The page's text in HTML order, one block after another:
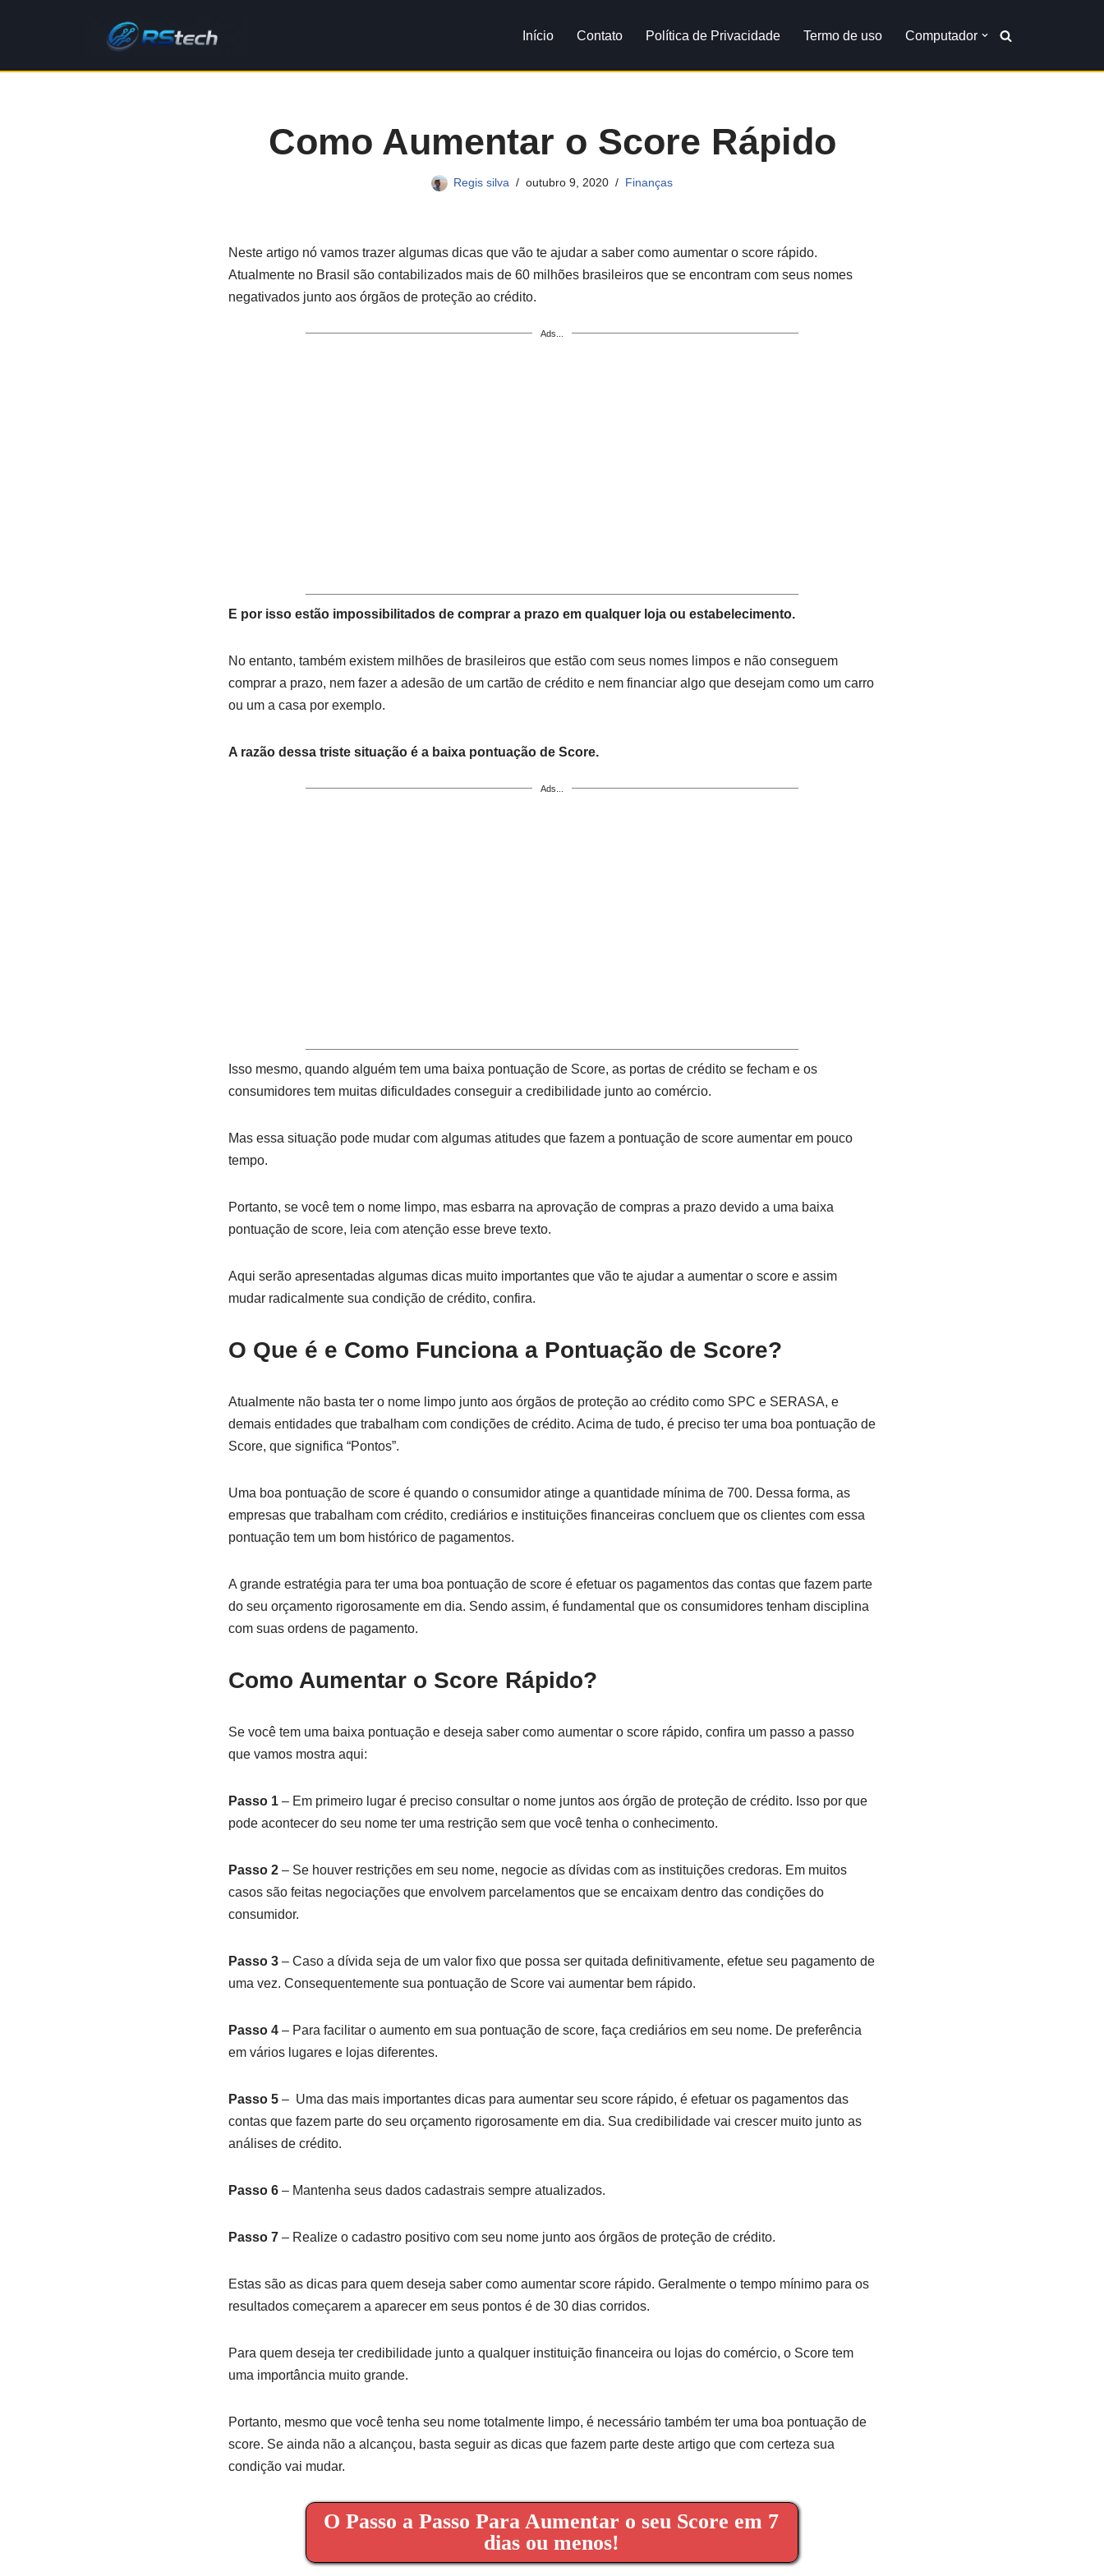
para
Início Contato Política de Privacidade Termo de uso Computador
Como Aumentar o Score Rápido
Regis silva outubro 9, 2020 Finanças
Neste artigo nó vamos trazer algumas dicas que vão te ajudar a saber como aumentar o score rápido.
Atualmente no Brasil são contabilizados mais de 60 milhões brasileiros que se encontram com seus nomes
negativados junto aos órgãos de proteção ao crédito.
Ads...
E por isso estão impossibilitados de comprar a prazo em qualquer loja ou estabelecimento.
No entanto, também existem milhões de brasileiros que estão com seus nomes limpos e não conseguem
comprar a prazo, nem fazer a adesão de um cartão de crédito e nem financiar algo que desejam como um carro
ou um a casa por exemplo.
A razão dessa triste situação é a baixa pontuação de Score.
Ads...
Isso mesmo, quando alguém tem uma baixa pontuação de Score, as portas de crédito se fecham e os
consumidores tem muitas dificuldades conseguir a credibilidade junto ao comércio.
Mas essa situação pode mudar com algumas atitudes que fazem a pontuação de score aumentar em pouco
tempo.
Portanto, se você tem o nome limpo, mas esbarra na aprovação de compras a prazo devido a uma baixa
pontuação de score, leia com atenção esse breve texto.
Aqui serão apresentadas algumas dicas muito importantes que vão te ajudar a aumentar o score e assim
mudar radicalmente sua condição de crédito, confira.
O Que é e Como Funciona a Pontuação de Score?
Atualmente não basta ter o nome limpo junto aos órgãos de proteção ao crédito como SPC e SERASA, e
demais entidades que trabalham com condições de crédito. Acima de tudo, é preciso ter uma boa pontuação de
Score, que significa “Pontos”.
Uma boa pontuação de score é quando o consumidor atinge a quantidade mínima de 700. Dessa forma, as
empresas que trabalham com crédito, crediários e instituições financeiras concluem que os clientes com essa
pontuação tem um bom histórico de pagamentos.
A grande estratégia para ter uma boa pontuação de score é efetuar os pagamentos das contas que fazem parte
do seu orçamento rigorosamente em dia. Sendo assim, é fundamental que os consumidores tenham disciplina
com suas ordens de pagamento.
Como Aumentar o Score Rápido?
Se você tem uma baixa pontuação e deseja saber como aumentar o score rápido, confira um passo a passo
que vamos mostra aqui:
Passo 1– Em primeiro lugar é preciso consultar o nome juntos aos órgão de proteção de crédito. Isso por que
pode acontecer do seu nome ter uma restrição sem que você tenha o conhecimento.
Passo 2– Se houver restrições em seu nome, negocie as dívidas com as instituições credoras. Em muitos
casos são feitas negociações que envolvem parcelamentos que se encaixam dentro das condições do
consumidor.
Passo 3– Caso a dívida seja de um valor fixo que possa ser quitada definitivamente, efetue seu pagamento de
uma vez. Consequentemente sua pontuação de Score vai aumentar bem rápido.
Passo 4– Para facilitar o aumento em sua pontuação de score, faça crediários em seu nome. De preferência
em vários lugares e lojas diferentes.
Passo 5– Uma das mais importantes dicas para aumentar seu score rápido, é efetuar os pagamentos das
contas que fazem parte do seu orçamento rigorosamente em dia. Sua credibilidade vai crescer muito junto as
análises de crédito.
Passo 6– Mantenha seus dados cadastrais sempre atualizados.
Passo 7– Realize o cadastro positivo com seu nome junto aos órgãos de proteção de crédito.
Estas são as dicas para quem deseja saber como aumentar score rápido. Geralmente o tempo mínimo para os
resultados começarem a aparecer em seus pontos é de 30 dias corridos.
Para quem deseja ter credibilidade junto a qualquer instituição financeira ou lojas do comércio, o Score tem
uma importância muito grande.
Portanto, mesmo que você tenha seu nome totalmente limpo, é necessário também ter uma boa pontuação de
score. Se ainda não a alcançou, basta seguir as dicas que fazem parte deste artigo que com certeza sua
condição vai mudar.
O Passo a Passo Para Aumentar o seu Score em 7
dias ou menos!